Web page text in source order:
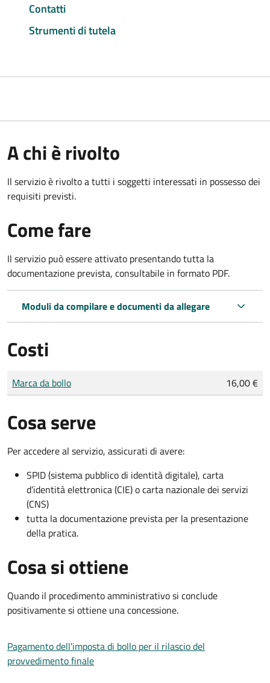
Contatti
Strumenti di tutela
A chi è rivolto
Il servizio è rivolto a tutti i soggetti interessati in possesso dei
requisiti previsti.
Come fare
Il servizio può essere attivato presentando tutta la
documentazione prevista, consultabile in formato PDF.
Moduli da compilare e documenti da allegare
Costi
Tipo di pagamento
Importo
Marca da bollo 16,00 €
Cosa serve
Per accedere al servizio, assicurati di avere:
SPID (sistema pubblico di identità digitale), carta
d’identità elettronica (CIE) o carta nazionale dei servizi
(CNS)
tutta la documentazione prevista per la presentazione
della pratica.
Cosa si ottiene
Quando il procedimento amministrativo si conclude
positivamente si ottiene una concessione.
Pagamento dell'imposta di bollo per il rilascio del
provvedimento finale